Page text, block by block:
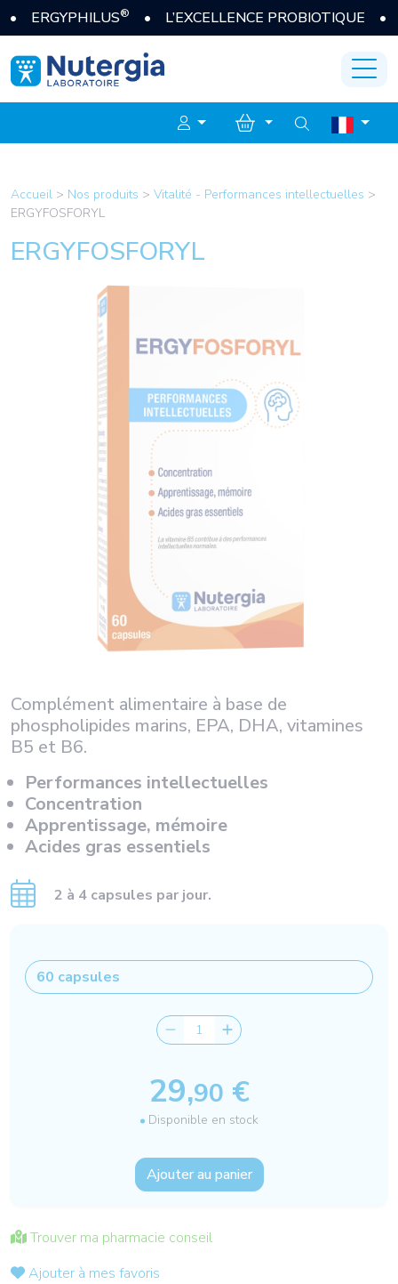
®• L’EXCELLENCE PROBIOTIQUE • JE
Accueil > Nos produits > Vitalité - Performances intellectuelles >
ERGYFOSFORYL
ERGYFOSFORYL
Complément alimentaire à base de
phospholipides marins, EPA, DHA, vitamines
B5 et B6.
Performances intellectuelles
Concentration
Apprentissage, mémoire
Acides gras essentiels
2 à 4 capsules par jour.
29,90 €
Disponible en stock
Ajouter au panier
Trouver ma pharmacie conseil
Ajouter à mes favoris